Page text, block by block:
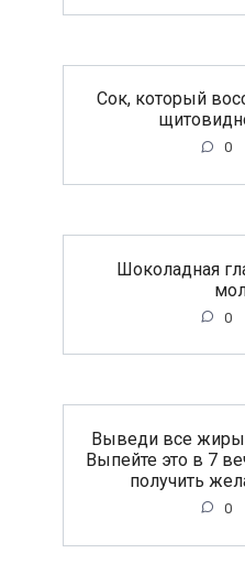
Сок, который
0
Шоколадная
0
Выведи все жиры
Выпейте это в 7
получить
0